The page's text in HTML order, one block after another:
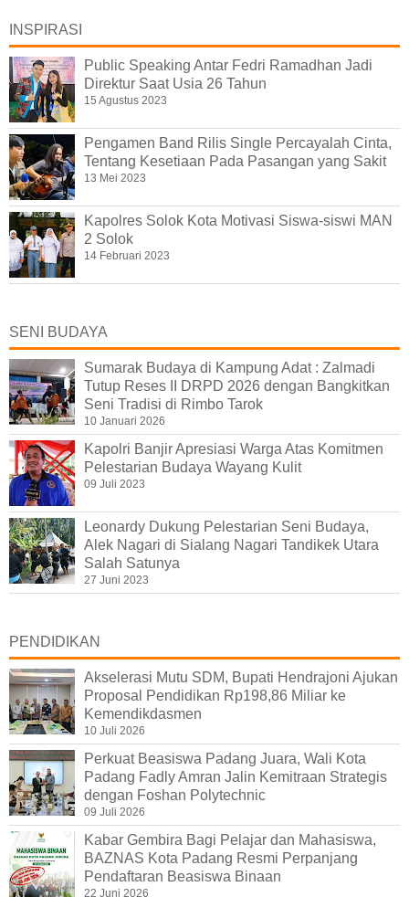
INSPIRASI
Public Speaking Antar Fedri Ramadhan Jadi
Direktur Saat Usia 26 Tahun
15 Agustus 2023
Pengamen Band Rilis Single Percayalah Cinta,
Tentang Kesetiaan Pada Pasangan yang Sakit
13 Mei 2023
Kapolres Solok Kota Motivasi Siswa-siswi MAN
2 Solok
14 Februari 2023
SENI BUDAYA
Sumarak Budaya di Kampung Adat : Zalmadi
Tutup Reses II DRPD 2026 dengan Bangkitkan
Seni Tradisi di Rimbo Tarok
10 Januari 2026
Kapolri Banjir Apresiasi Warga Atas Komitmen
Pelestarian Budaya Wayang Kulit
09 Juli 2023
Leonardy Dukung Pelestarian Seni Budaya,
Alek Nagari di Sialang Nagari Tandikek Utara
Salah Satunya
27 Juni 2023
PENDIDIKAN
Akselerasi Mutu SDM, Bupati Hendrajoni Ajukan
Proposal Pendidikan Rp198,86 Miliar ke
Kemendikdasmen
10 Juli 2026
Perkuat Beasiswa Padang Juara, Wali Kota
Padang Fadly Amran Jalin Kemitraan Strategis
dengan Foshan Polytechnic
09 Juli 2026
Kabar Gembira Bagi Pelajar dan Mahasiswa,
BAZNAS Kota Padang Resmi Perpanjang
Pendaftaran Beasiswa Binaan
22 Juni 2026